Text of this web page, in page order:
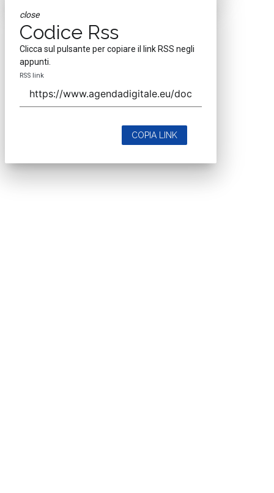
close
Codice Rss
Clicca sul pulsante per copiare il link RSS negli
appunti.
RSS link
COPIA LINK